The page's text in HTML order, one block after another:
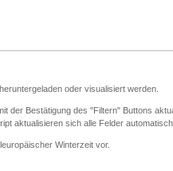
oder visualisiert werden.
der Bestätigung des "Filtern" Buttons
aktualisieren sich alle Felder automatisch.
Winterzeit vor.